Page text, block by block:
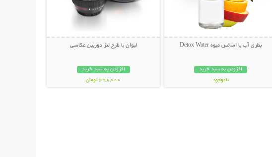
بطری آب با اسانس میوه Detox Water
افزودن به سبد خرید
ناموجود
لیوان با طرح لنز دوربین عکاسی
افزودن به سبد خرید
398,000 تومان